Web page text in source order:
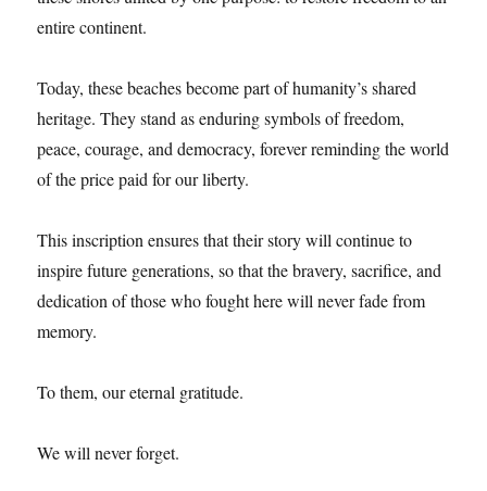
entire continent.
Today, these beaches become part of humanity’s shared
heritage. They stand as enduring symbols of freedom,
peace, courage, and democracy, forever reminding the world
of the price paid for our liberty.
This inscription ensures that their story will continue to
inspire future generations, so that the bravery, sacrifice, and
dedication of those who fought here will never fade from
memory.
To them, our eternal gratitude.
We will never forget.